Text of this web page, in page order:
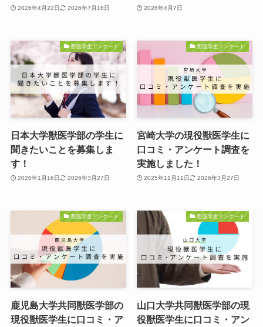
2026年4月22日 2026年7月16日 2026年4月7日
獣医学生アンケート
日本大学獣医学部の学生に
聞きたいことを募集しま
す！
2026年1月16日 2026年3月27日
獣医学生アンケート
宮崎大学の現役獣医学生に
口コミ・アンケート調査を
実施しました！
2025年11月11日 2026年3月27日
獣医学生アンケート
鹿児島大学共同獣医学部の
現役獣医学生に口コミ・ア
獣医学生アンケート
山口大学共同獣医学部の現
役獣医学生に口コミ・アン